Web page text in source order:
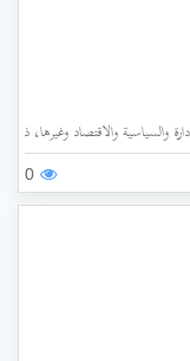
والاقتصاد وغيرها، ذات
0